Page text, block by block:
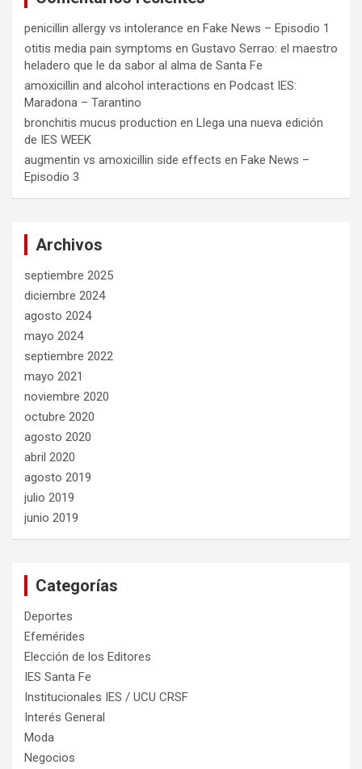
penicillin allergy vs intolerance en Fake News – Episodio 1
otitis media pain symptoms en Gustavo Serrao: el maestro
heladero que le da sabor al alma de Santa Fe
amoxicillin and alcohol interactions en Podcast IES:
Maradona – Tarantino
bronchitis mucus production en Llega una nueva edición
de IES WEEK
augmentin vs amoxicillin side effects en Fake News –
Episodio 3
Archivos
septiembre 2025
diciembre 2024
agosto 2024
mayo 2024
septiembre 2022
mayo 2021
noviembre 2020
octubre 2020
agosto 2020
abril 2020
agosto 2019
julio 2019
junio 2019
Categorías
Deportes
Efemérides
Elección de los Editores
IES Santa Fe
Institucionales IES / UCU CRSF
Interés General
Moda
Negocios